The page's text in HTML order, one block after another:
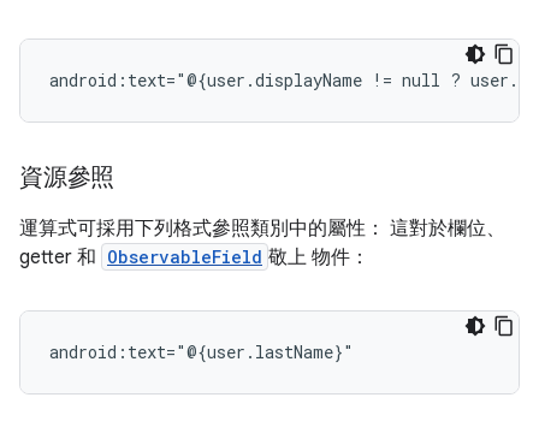
android:text="@{user.displayName != null ?
資源參照
運算式可採用下列格式參照類別中的屬性： 這對於欄位、
getter 和 ObservableField 敬上 物件：